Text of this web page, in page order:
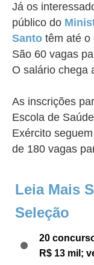
Já os
público do
Santo têm até o
São 60 vagas
O salário chega
As inscrições
Escola de
Exército
de 180 vagas
Leia Mais
Seleção
20
R$ 13 mil;